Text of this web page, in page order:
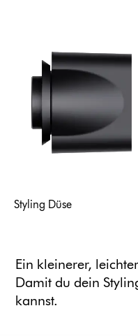
Styling Düse
Ein kleinerer,
Damit du dein
kannst.